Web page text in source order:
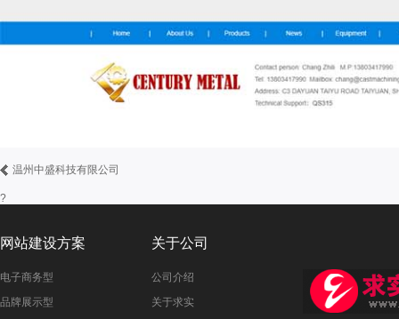
温州中盛科技有限公司
?
网站建设方案
电子商务型
品牌展示型
关于公司
公司介绍
关于求实